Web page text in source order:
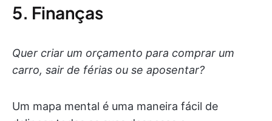
5. Finanças
Quer criar um orçamento para comprar um
carro, sair de férias ou se aposentar?
Um mapa mental é uma maneira fácil de